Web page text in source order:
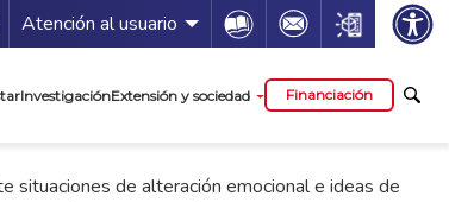
servicios
Atención al usuario Icon Icon Icon
InvestigaciónExtensión y sociedad Financiación
situaciones de alteración emocional e ideas de